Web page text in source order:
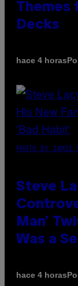
Themes
Decks
hace 4 horas
PHOTO BY JAMIE
Steve
Man’
Was a
hace 4 horas